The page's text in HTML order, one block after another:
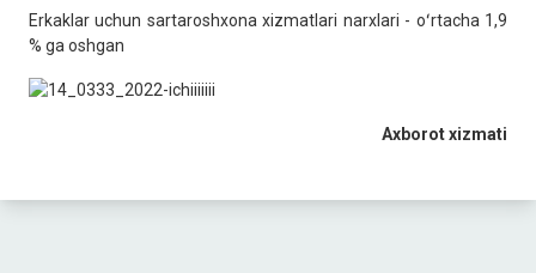
Erkaklar uchun sartaroshxona xizmatlari narxlari - oʻrtacha 1,9
% ga oshgan
Axborot xizmati